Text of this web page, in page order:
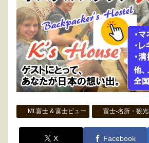
Mt.富士 & 富士ビュー 富士-名所・観
X Facebook